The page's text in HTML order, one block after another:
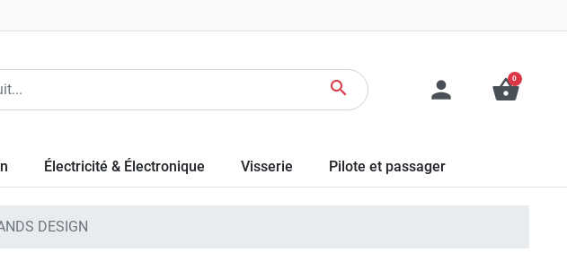
search person shopping_basket
0
Électricité & Électronique Visserie Pilote et passager
DESIGN